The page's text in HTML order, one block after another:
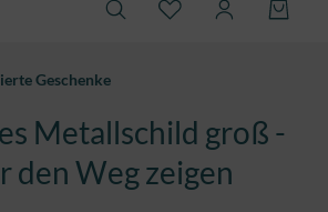
Geschenke
Metallschild groß -
den Weg zeigen